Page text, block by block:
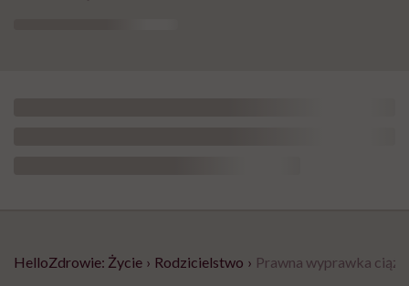
HelloZdrowie: Życie › Rodzicielstwo › Prawna wyprawka